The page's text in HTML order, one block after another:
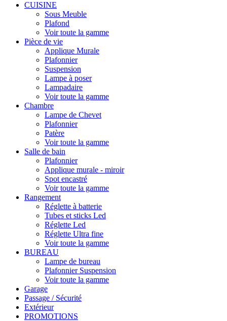
CUISINE
Sous Meuble
Plafond
Voir toute la gamme
Pièce de vie
Applique Murale
Plafonnier
Suspension
Lampe à poser
Lampadaire
Voir toute la gamme
Chambre
Lampe de Chevet
Plafonnier
Patère
Voir toute la gamme
Salle de bain
Plafonnier
Applique murale - miroir
Spot encastré
Voir toute la gamme
Rangement
Réglette à batterie
Tubes et sticks Led
Réglette Led
Réglette Ultra fine
Voir toute la gamme
BUREAU
Lampe de bureau
Plafonnier Suspension
Voir toute la gamme
Garage
Passage / Sécurité
Extérieur
PROMOTIONS